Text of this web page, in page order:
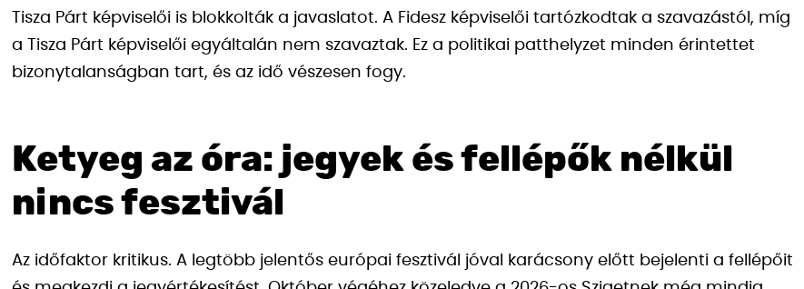
Tisza Párt képviselői is blokkolták a javaslatot. A Fidesz képviselői tartózkodtak a szavazástól, míg
a Tisza Párt képviselői egyáltalán nem szavaztak. Ez a politikai patthelyzet minden érintettet
bizonytalanságban tart, és az idő vészesen fogy.
Ketyeg az óra: jegyek és fellépők nélkül
nincs fesztivál
Az időfaktor kritikus. A legtöbb jelentős európai fesztivál jóval karácsony előtt bejelenti a fellépőit